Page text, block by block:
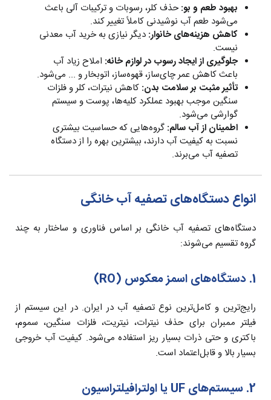
بهبود طعم و بو: حذف کلر، رسوبات و ترکیبات آلی باعث
می‌شود طعم آب نوشیدنی کاملاً تغییر کند.
کاهش هزینه‌های خانوار: دیگر نیازی به خرید آب معدنی
نیست.
جلوگیری از ایجاد رسوب در لوازم خانه: املاح زیاد آب
باعث کاهش عمر چای‌ساز، قهوه‌ساز، اتوبخار و ... می‌شود.
تأثیر مثبت بر سلامت بدن: کاهش نیترات، کلر و فلزات
سنگین موجب بهبود عملکرد کلیه‌ها، پوست و سیستم
گوارشی می‌شود.
اطمینان از آب سالم: گروه‌هایی که حساسیت بیشتری
نسبت به کیفیت آب دارند، بیشترین بهره را از دستگاه
تصفیه آب می‌برند.
انواع دستگاه‌های تصفیه آب خانگی
دستگاه‌های تصفیه آب خانگی بر اساس فناوری و ساختار به چند
گروه تقسیم می‌شوند:
1. دستگاه‌های اسمز معکوس (RO)
رایج‌ترین و کامل‌ترین نوع تصفیه آب در ایران. در این سیستم از
فیلتر ممبران برای حذف نیترات، نیتریت، فلزات سنگین، سموم،
باکتری و حتی ذرات بسیار ریز استفاده می‌شود. کیفیت آب خروجی
بسیار بالا و قابل‌اعتماد است.
2. سیستم‌های UF یا اولترافیلتراسیون